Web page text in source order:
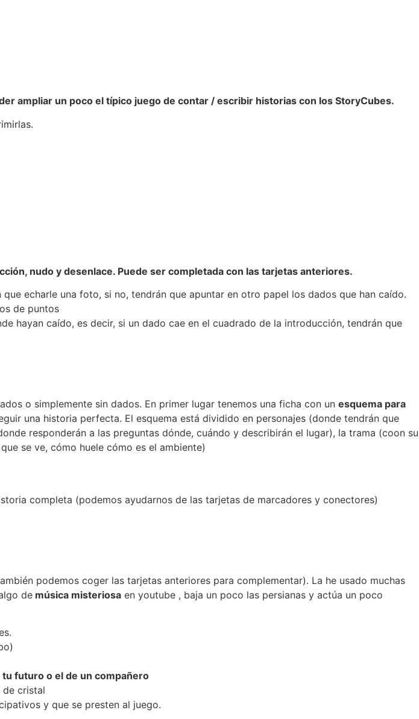
ampliar un poco el típico juego de contar / escribir historias con los StoryCubes.
nudo y desenlace. Puede ser completada con las tarjetas anteriores.
echarle una foto, si no, tendrán que apuntar en otro papel los dados que han caído.
de puntos
hayan caído, es decir, si un dado cae en el cuadrado de la introducción, tendrán que
o simplemente sin dados. En primer lugar tenemos una ficha con un esquema para
una historia perfecta. El esquema está dividido en personajes (donde tendrán que
responderán a las preguntas dónde, cuándo y describirán el lugar), la trama (coon su
se ve, cómo huele cómo es el ambiente)
completa (podemos ayudarnos de las tarjetas de marcadores y conectores)
podemos coger las tarjetas anteriores para complementar). La he usado muchas
de música misteriosa en youtube , baja un poco las persianas y actúa un poco
futuro o el de un compañero
de cristal
y que se presten al juego.